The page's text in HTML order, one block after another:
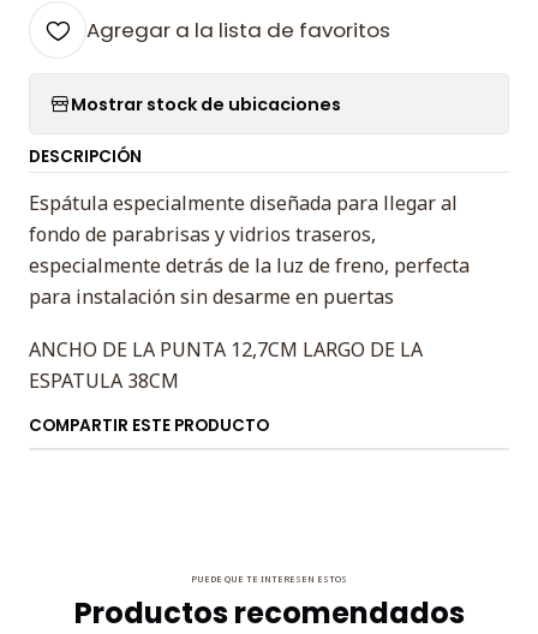
Agregar a la lista de favoritos
Mostrar stock de ubicaciones
DESCRIPCIÓN
Espátula especialmente diseñada para llegar al
fondo de parabrisas y vidrios traseros,
especialmente detrás de la luz de freno, perfecta
para instalación sin desarme en puertas
ANCHO DE LA PUNTA 12,7CM LARGO DE LA
ESPATULA 38CM
COMPARTIR ESTE PRODUCTO
PUEDE QUE TE INTERESEN ESTOS
Productos recomendados